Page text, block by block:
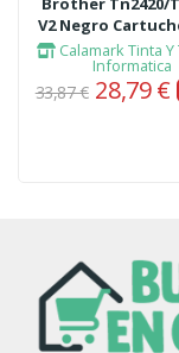
V2 Negro
Calamark Tinta
Informatica
33,87 € 28,79 €